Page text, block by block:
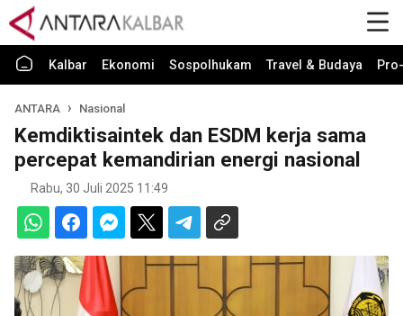
Kalbar Ekonomi Sospolhukam Travel & Budaya
ANTARA Nasional
Kemdiktisaintek dan ESDM kerja sama
percepat kemandirian energi nasional
Rabu, 30 Juli 2025 11:49